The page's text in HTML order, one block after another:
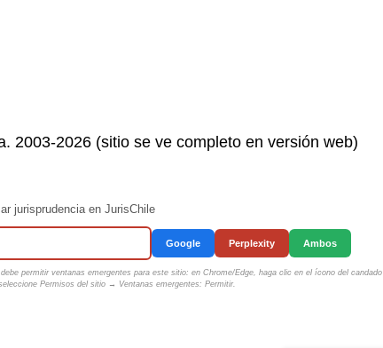
2003-2026 (sitio se ve completo en versión web)
jurisprudencia en JurisChile
Google Perplexity Ambos
permitir ventanas emergentes para este sitio: en Chrome/Edge, haga clic en el ícono del candado
Permisos del sitio → Ventanas emergentes: Permitir.